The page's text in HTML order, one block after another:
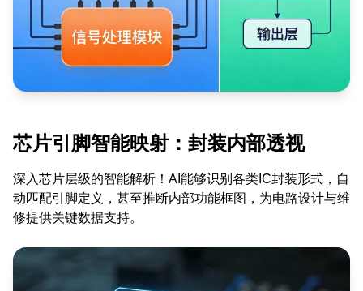
芯片引脚智能映射：封装内部透视
深入芯片层级的智能解析！AI能够识别各类IC封装形式，自
动匹配引脚定义，甚至推断内部功能框图，为电路设计与维
修提供关键数据支持。